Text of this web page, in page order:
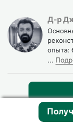
Д-р
опыта:
...